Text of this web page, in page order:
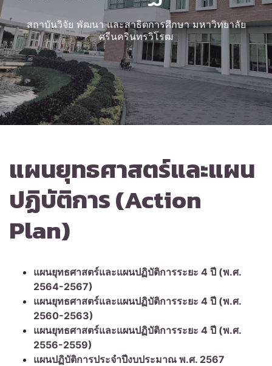
สถาบันวิจัย พัฒนา และสาธิตการศึกษา มหาวิทยาลัย
ศรีนครินทรวิโรฒ
แผนยุทธศาสตร์และแผน
ปฏิบัติการ (Action
Plan)
แผนยุทธศาสตร์และแผนปฏิบัติการระยะ 4 ปี (พ.ศ.
2564-2567)
แผนยุทธศาสตร์และแผนปฏิบัติการระยะ 4 ปี (พ.ศ.
2560-2563)
แผนยุทธศาสตร์และแผนปฏิบัติการระยะ 4 ปี (พ.ศ.
2556-2559)
แผนปฏิบัติการประจำปีงบประมาณ พ.ศ. 2567